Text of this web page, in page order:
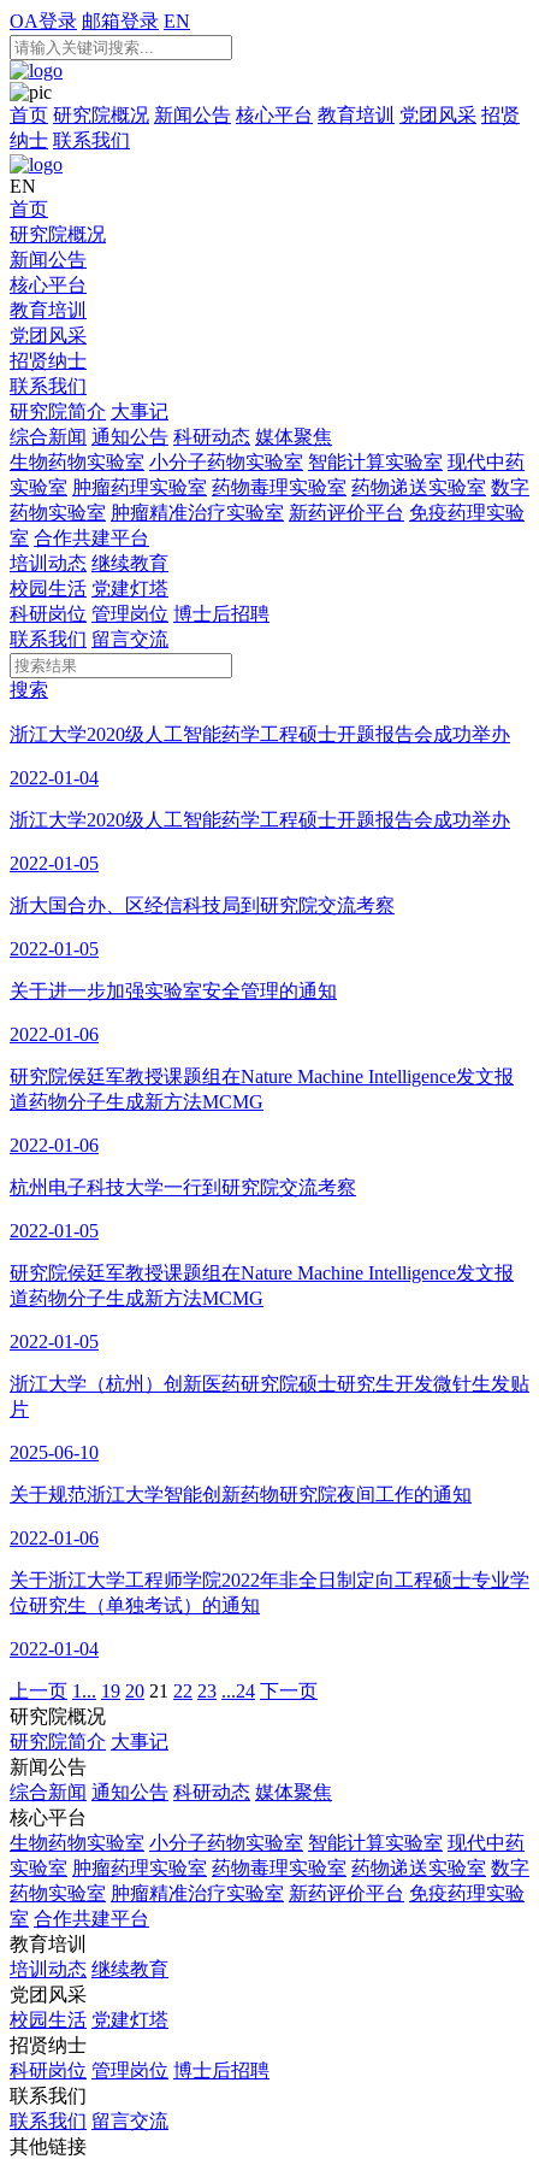
OA登录 邮箱登录 EN
首页 研究院概况 新闻公告 核心平台 教育培训 党团风采 招贤
纳士 联系我们
EN
首页
研究院概况
新闻公告
核心平台
教育培训
党团风采
招贤纳士
联系我们
研究院简介 大事记
综合新闻 通知公告 科研动态 媒体聚焦
生物药物实验室 小分子药物实验室 智能计算实验室 现代中药
实验室 肿瘤药理实验室 药物毒理实验室 药物递送实验室 数字
药物实验室 肿瘤精准治疗实验室 新药评价平台 免疫药理实验
室 合作共建平台
培训动态 继续教育
校园生活 党建灯塔
科研岗位 管理岗位 博士后招聘
联系我们 留言交流
搜索
浙江大学2020级人工智能药学工程硕士开题报告会成功举办
2022-01-04
浙江大学2020级人工智能药学工程硕士开题报告会成功举办
2022-01-05
浙大国合办、区经信科技局到研究院交流考察
2022-01-05
关于进一步加强实验室安全管理的通知
2022-01-06
研究院侯廷军教授课题组在Nature Machine Intelligence发文报
道药物分子生成新方法MCMG
2022-01-06
杭州电子科技大学一行到研究院交流考察
2022-01-05
研究院侯廷军教授课题组在Nature Machine Intelligence发文报
道药物分子生成新方法MCMG
2022-01-05
浙江大学（杭州）创新医药研究院硕士研究生开发微针生发贴
片
2025-06-10
关于规范浙江大学智能创新药物研究院夜间工作的通知
2022-01-06
关于浙江大学工程师学院2022年非全日制定向工程硕士专业学
位研究生（单独考试）的通知
2022-01-04
上一页 1... 19 20 21 22 23 ...24 下一页
研究院概况
研究院简介 大事记
新闻公告
综合新闻 通知公告 科研动态 媒体聚焦
核心平台
生物药物实验室 小分子药物实验室 智能计算实验室 现代中药
实验室 肿瘤药理实验室 药物毒理实验室 药物递送实验室 数字
药物实验室 肿瘤精准治疗实验室 新药评价平台 免疫药理实验
室 合作共建平台
教育培训
培训动态 继续教育
党团风采
校园生活 党建灯塔
招贤纳士
科研岗位 管理岗位 博士后招聘
联系我们
联系我们 留言交流
其他链接